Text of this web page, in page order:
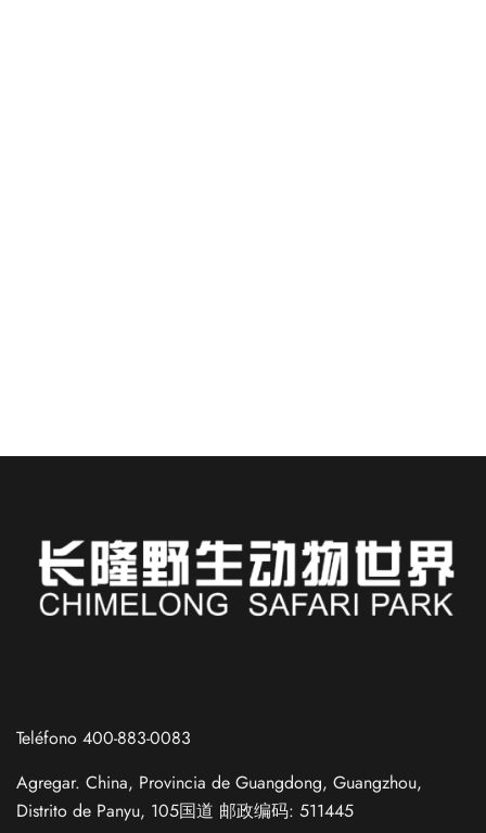
Teléfono 400-883-0083
Agregar. China, Provincia de Guangdong, Guangzhou,
Distrito de Panyu, 105国道 邮政编码: 511445
Japanese